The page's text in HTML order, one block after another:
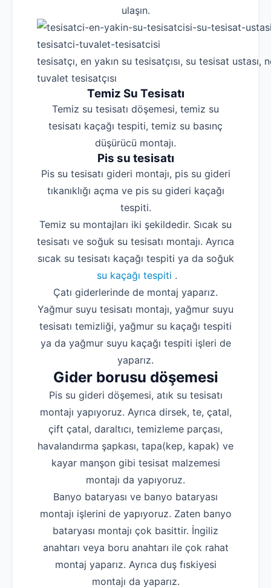
ulaşın.
tesisatçı, en yakın su tesisatçısı, su tesisat
tuvalet tesisatçısı
Temiz Su Tesisatı
Temiz su tesisatı döşemesi, temiz su
tesisatı kaçağı tespiti, temiz su basınç
düşürücü montajı.
Pis su tesisatı
Pis su tesisatı gideri montajı, pis su gideri
tıkanıklığı açma ve pis su gideri kaçağı
tespiti.
Temiz su montajları iki şekildedir. Sıcak su
tesisatı ve soğuk su tesisatı montajı. Ayrıca
sıcak su tesisatı kaçağı tespiti ya da soğuk
su kaçağı tespiti .
Çatı giderlerinde de montaj yaparız.
Yağmur suyu tesisatı montajı, yağmur suyu
tesisatı temizliği, yağmur su kaçağı tespiti
ya da yağmur suyu kaçağı tespiti işleri de
yaparız.
Gider borusu döşemesi
Pis su gideri döşemesi, atık su tesisatı
montajı yapıyoruz. Ayrıca dirsek, te, çatal,
çift çatal, daraltıcı, temizleme parçası,
havalandırma şapkası, tapa(kep, kapak) ve
kayar manşon gibi tesisat malzemesi
montajı da yapıyoruz.
Banyo bataryası ve banyo bataryası
montajı işlerini de yapıyoruz. Zaten banyo
bataryası montajı çok basittir. İngiliz
anahtarı veya boru anahtarı ile çok rahat
montaj yaparız. Ayrıca duş fıskiyesi
montajı da yaparız.